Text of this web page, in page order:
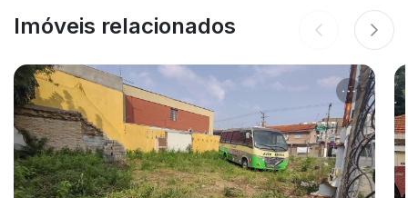
Imóveis relacionados